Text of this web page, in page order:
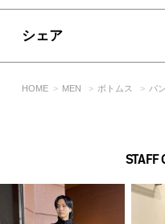
ートラルなトーンで落ち着
スニーカーやブーツを合わ
同素材のプルオーバー（
（251IAB80-0921）とのセ
光吸収発熱性・紫外線遮蔽
ふわっとした裏起毛も施し
SHELTECHという機能を持
シェア
HOME MEN ボトムス パ
STAFF